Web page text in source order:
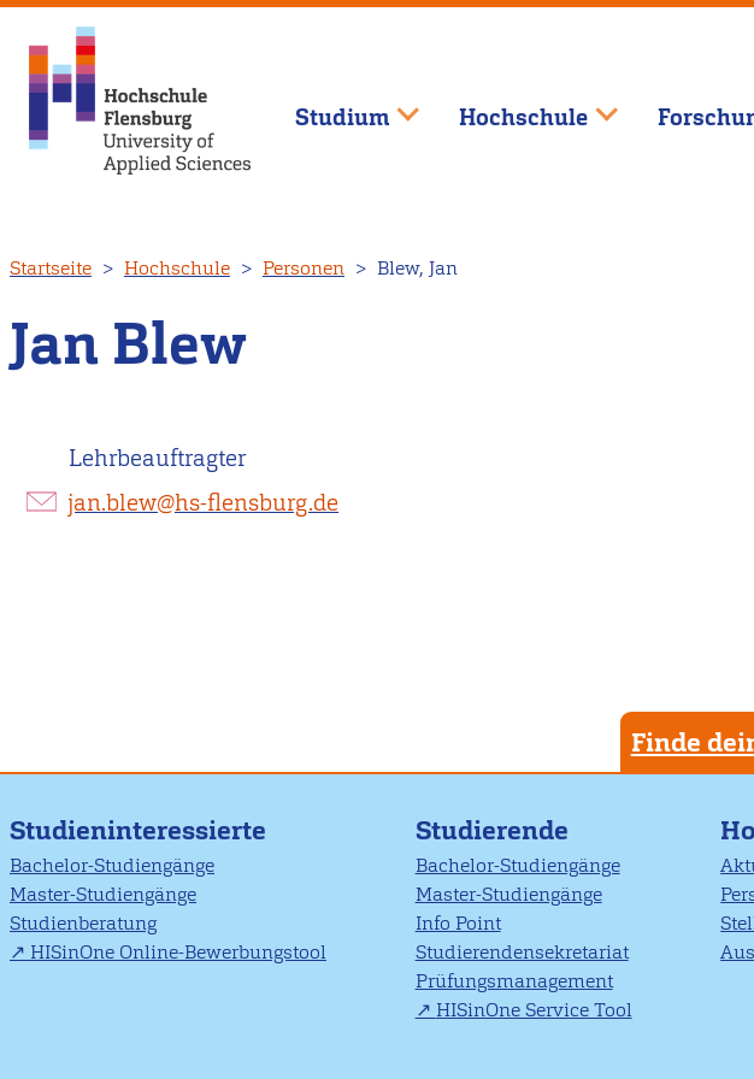
zum
Inhalt
Studium Hochschule
Startseite Hochschule Personen Blew, Jan
Jan Blew
Lehrbeauftragter
jan.blew@hs-flensburg.de
Finde
Studieninteressierte
Bachelor-Studiengänge
Master-Studiengänge
Studienberatung
HISinOne Online-Bewerbungstool
Studierende
Bachelor-Studiengänge
Master-Studiengänge
Info Point
Studierendensekretariat
Prüfungsmanagement
HISinOne Service Tool